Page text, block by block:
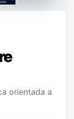
orientada a